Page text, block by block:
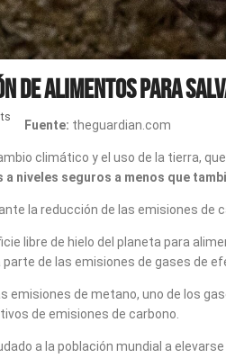
de alimentos para
Fuente: theguardian.com
climático y el uso de la tierra,
niveles seguros a menos que
la reducción de las emisiones
libre de hielo del planeta para
de las emisiones de gases de
emisiones de metano, uno de los
de emisiones de carbono.
a la población mundial a